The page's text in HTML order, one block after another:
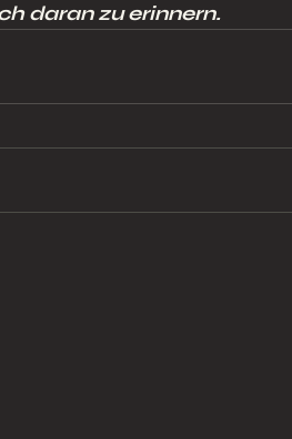
daran zu erinnern.